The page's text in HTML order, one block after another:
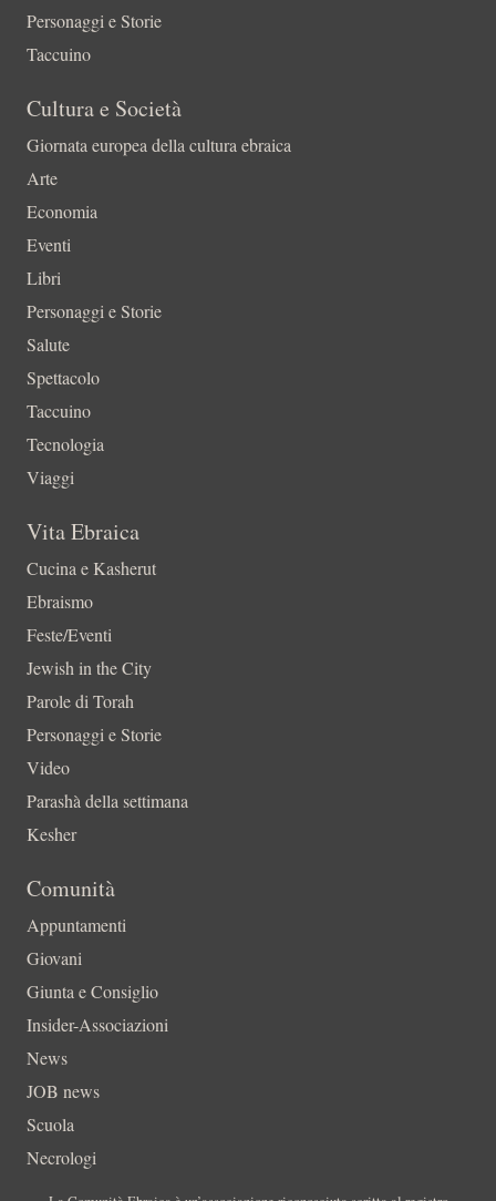
Personaggi e Storie
Taccuino
Cultura e Società
Giornata europea della cultura ebraica
Arte
Economia
Eventi
Libri
Personaggi e Storie
Salute
Spettacolo
Taccuino
Tecnologia
Viaggi
Vita Ebraica
Cucina e Kasherut
Ebraismo
Feste/Eventi
Jewish in the City
Parole di Torah
Personaggi e Storie
Video
Parashà della settimana
Kesher
Comunità
Appuntamenti
Giovani
Giunta e Consiglio
Insider-Associazioni
News
JOB news
Scuola
Necrologi